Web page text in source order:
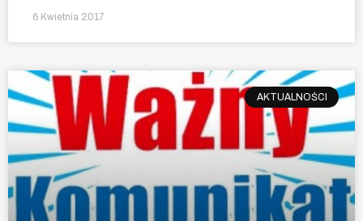
6 Kwietnia 2017
AKTUALNOŚCI